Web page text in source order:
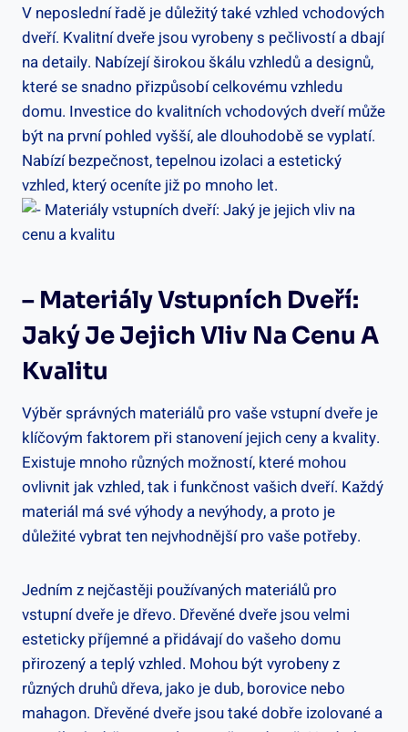
V‍ neposlední řadě je důležitý také vzhled vchodových⁢
dveří. Kvalitní dveře jsou‍ vyrobeny s pečlivostí a dbají
na detaily.⁤ Nabízejí širokou‍ škálu vzhledů a designů,
které‌ se ‌snadno přizpůsobí celkovému vzhledu
domu.‌ Investice do kvalitních vchodových dveří může
být ​na první pohled‌ vyšší, ⁤ale dlouhodobě‍ se​ vyplatí. ​
Nabízí bezpečnost, tepelnou izolaci ⁣a estetický
vzhled, který oceníte již po ‌mnoho let.
– ‍Materiály Vstupních ⁤dveří:⁣
Jaký Je Jejich‌ Vliv Na Cenu A
Kvalitu
Výběr ⁤správných materiálů pro vaše ⁣vstupní dveře ⁢je
klíčovým ⁢faktorem při stanovení jejich ceny ⁤a kvality.
⁢Existuje mnoho různých možností, které mohou
ovlivnit jak vzhled, ‌tak i funkčnost vašich dveří. Každý
materiál má své výhody a nevýhody, ‍a proto je
důležité vybrat ten nejvhodnější pro vaše potřeby.
Jedním z ⁢nejčastěji používaných materiálů pro
vstupní dveře je dřevo.⁣ Dřevěné dveře jsou velmi
esteticky příjemné ‍a přidávají do⁤ vašeho domu
přirozený ​a teplý vzhled. Mohou být ​vyrobeny z
různých druhů dřeva, jako⁢ je‌ dub, borovice nebo
mahagon. Dřevěné dveře jsou také⁣ dobře izolované a